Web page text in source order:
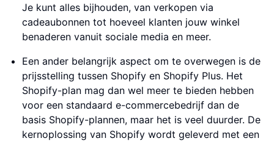
Je kunt alles bijhouden, van verkopen via
cadeaubonnen tot hoeveel klanten jouw winkel
benaderen vanuit sociale media en meer.
Een ander belangrijk aspect om te overwegen is de
prijsstelling tussen Shopify en Shopify Plus. Het
Shopify-plan mag dan wel meer te bieden hebben
voor een standaard e-commercebedrijf dan de
basis Shopify-plannen, maar het is veel duurder. De
kernoplossing van Shopify wordt geleverd met een